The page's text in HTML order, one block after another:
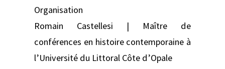
Organisation
Romain Castellesi | Maître de
conférences en histoire contemporaine à
l’Université du Littoral Côte d’Opale